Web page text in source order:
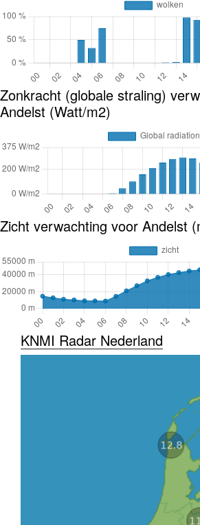
Zonkracht (globale straling)
Andelst (Watt/m2)
Zicht verwachting voor Andelst
KNMI Radar Nederland